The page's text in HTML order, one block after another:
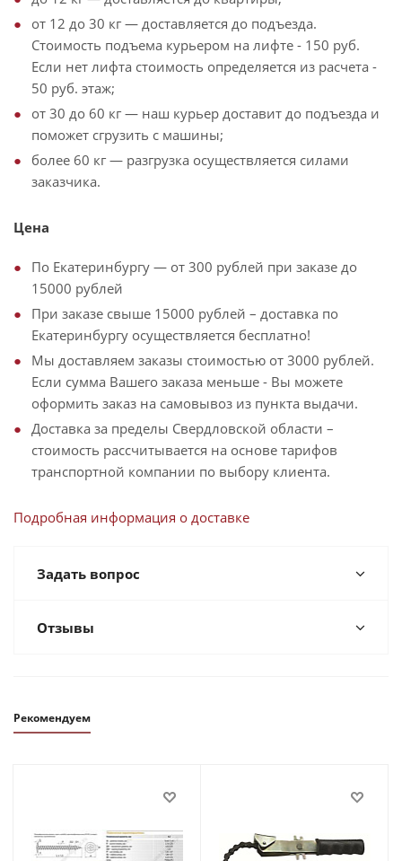
от 12 до 30 кг — доставляется до подъезда.
Стоимость подъема курьером на лифте - 150 руб.
Если нет лифта стоимость определяется из расчета -
50 руб. этаж;
от 30 до 60 кг — наш курьер доставит до подъезда и
поможет сгрузить с машины;
более 60 кг — разгрузка осуществляется силами
заказчика.
Цена
По Екатеринбургу — от 300 рублей при заказе до
15000 рублей
При заказе свыше 15000 рублей – доставка по
Екатеринбургу осуществляется бесплатно!
Мы доставляем заказы стоимостью от 3000 рублей.
Если сумма Вашего заказа меньше - Вы можете
оформить заказ на самовывоз из пункта выдачи.
Доставка за пределы Свердловской области –
стоимость рассчитывается на основе тарифов
транспортной компании по выбору клиента.
Подробная информация о доставке
Задать вопрос
Отзывы
Рекомендуем